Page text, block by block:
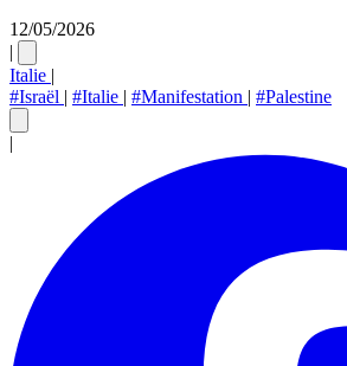
12/05/2026
|
Italie |
#Israël | #Italie | #Manifestation | #Palestine
|